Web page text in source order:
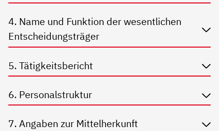
4. Name und Funktion der wesentlichen
Entscheidungsträger
5. Tätigkeitsbericht
6. Personalstruktur
7. Angaben zur Mittelherkunft